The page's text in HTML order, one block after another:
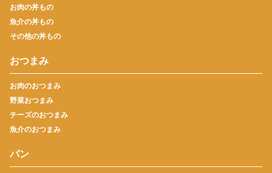
お肉の丼もの
魚介の丼もの
その他の丼もの
おつまみ
お肉のおつまみ
野菜おつまみ
チーズのおつまみ
魚介のおつまみ
パン